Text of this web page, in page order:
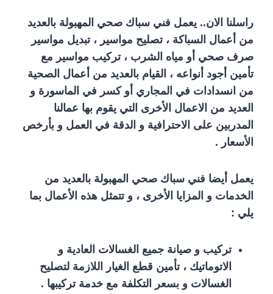
راسلنا الان.. يعمل فني سباك صحي المهبولة بالعديد
من أعمال السباكة ، تصليح مواسير ، تبديل مواسير
صرف صحي أو مياه الشرب ، تركيب مواسير مع
تأمين أجود أنواعه ، القيام بالعديد من أعمال الصحية
من انسدادات في المجاري أو كسر في الماسورة و
العديد من الاعمال الأخرى التي يقوم بها عمالنا
المدربين على الاحترافية و الدقة في العمل و بأرخص
الأسعار .
يعمل أيضا فني سباك صحي المهبولة بالعديد من
الخدمات و المزايا الأخرى ، و تتمثل هذه الأعمال بما
يلي :
تركيب و صيانة جميع الغسالات العادية و
الاتوماتيك ، تأمين قطع الغيار اللازمة لتصليح
الغسالات و بسعر التكلفة مع خدمة تركيبها .